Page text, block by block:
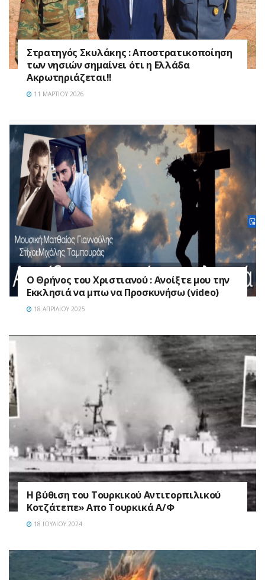
Στρατηγός Σκυλάκης : Αποστρατικοποίηση
των νησιών σημαίνει ότι η Ελλάδα
Ακρωτηριάζεται!!
11 ΜΑΡΤΊΟΥ 2026
Ο Θρήνος του Χριστιανού : Ανοίξτε μου την
Εκκλησιά να μπω να Προσκυνήσω (video)
18 ΑΠΡΙΛΊΟΥ 2025
H βύθιση του Τουρκικού Αντιτορπιλικού
Κοτζάτεπε» Απο Τουρκικά Α/Φ
18 ΙΟΥΛΊΟΥ 2024